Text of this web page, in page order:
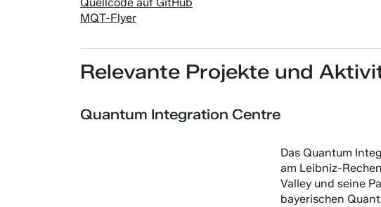
MQT-Flyer
Relevante Projekte und
Quantum Integration Centre
Das Quantum
am Leibniz-
Valley und seine
bayerischen